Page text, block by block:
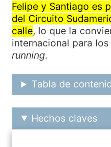
Felipe y Santiago es
del Circuito
calle, lo que la
internacional para
running.
Tabla de
Hechos claves